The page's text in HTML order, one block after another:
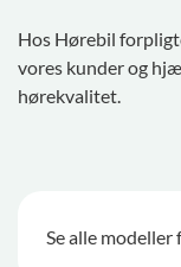
Hos Hørebil
vores kunder og
hørekvalitet.
Se alle modeller